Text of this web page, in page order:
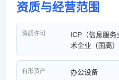
资质与经营范围
资质许可
ICP（信息服
术企业（国高）
有形资产 办公设备